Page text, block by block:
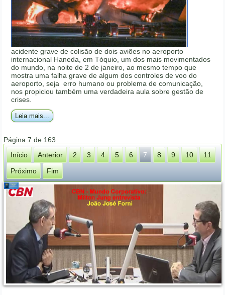
acidente grave de colisão de dois aviões no aeroporto
internacional Haneda, em Tóquio, um dos mais movimentados
do mundo, na noite de 2 de janeiro, ao mesmo tempo que
mostra uma falha grave de algum dos controles de voo do
aeroporto, seja erro humano ou problema de comunicação,
nos propiciou também uma verdadeira aula sobre gestão de
crises.
Leia mais...
Página 7 de 163
Início
Anterior 2 3 4 5 6 7 8 9 10
11
Próximo
Fim